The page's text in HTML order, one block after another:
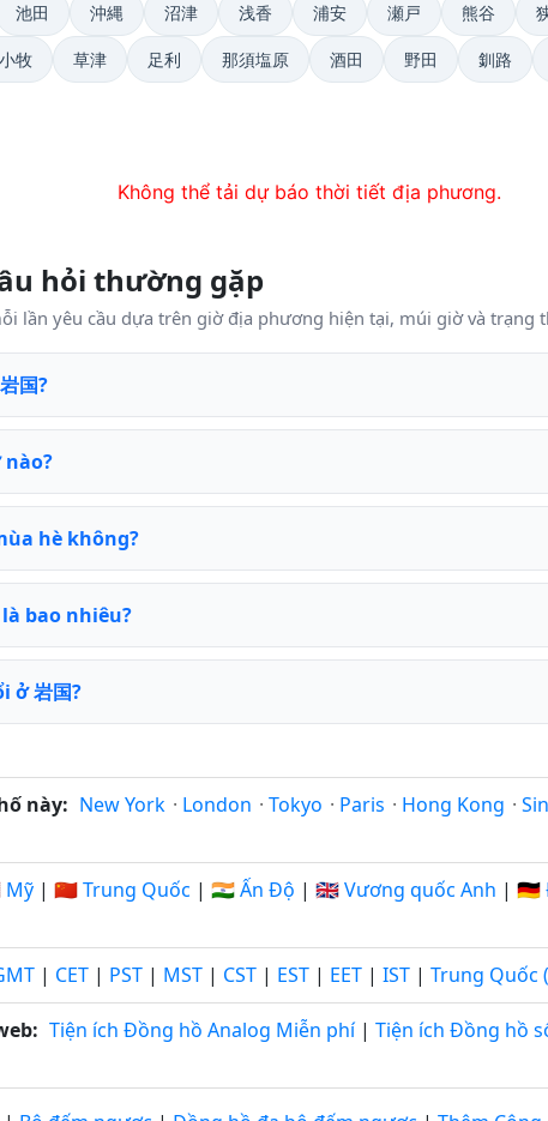
池田 沖縄 沼津 浅香 浦安 瀬戸 熊谷
牧 草津 足利 那須塩原 酒田 野田 釧路
Không thể tải dự báo thời tiết địa phương.
hỏi thường gặp
lần yêu cầu dựa trên giờ địa phương hiện tại, múi giờ và trạng
国?
hè không?
là bao nhiêu?
ở 岩国?
này: New York · London · Tokyo · Paris · Hong Kong ·
Mỹ | 🇨🇳 Trung Quốc | 🇮🇳 Ấn Độ | 🇬🇧 Vương quốc Anh | 🇩🇪
| CET | PST | MST | CST | EST | EET | IST | Trung Quốc
Tiện ích Đồng hồ Analog Miễn phí| Tiện ích Đồng hồ